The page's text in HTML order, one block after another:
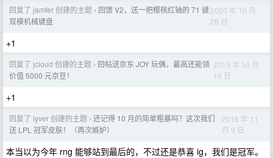
回复了 jamfer 创建的主题 › 回馈 V2，送一把樱桃红轴的 71 键
双模机械键盘
2020 年 10 月
26 日
+1
回复了 jcloud 创建的主题 › 回帖送京东 JOY 玩偶，最高还能领
价值 5000 元京豆！
2019 年 10 月
16 日
+1
回复了 lyver 创建的主题 › 还记得 10 月的简单粗暴吗？这次我们
送 LPL 冠军皮肤！（再次嫉妒）
2018 年 11
月 9 日
本当以为今年 rng 能够站到最后的，不过还是恭喜 ig，我们是冠军。